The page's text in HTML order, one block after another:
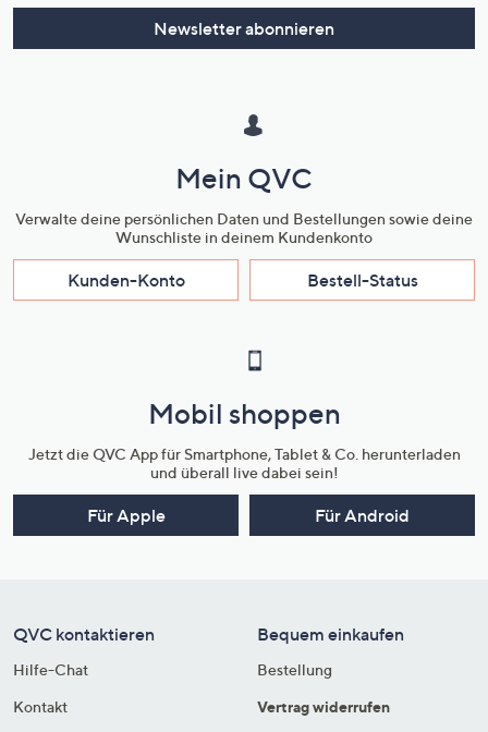
Newsletter abonnieren
Mein QVC
Verwalte deine persönlichen Daten und Bestellungen sowie deine
Wunschliste in deinem Kundenkonto
Kunden-Konto Bestell-Status
Mobil shoppen
Jetzt die QVC App für Smartphone, Tablet & Co. herunterladen
und überall live dabei sein!
Für Apple Für Android
QVC kontaktieren
Hilfe-Chat
Kontakt
Bequem einkaufen
Bestellung
Vertrag widerrufen